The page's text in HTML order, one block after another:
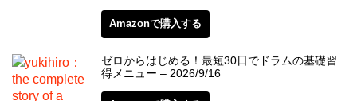
Amazonで購入する
ゼロからはじめる！最短30日でドラムの基礎習
得メニュー – 2026/9/16